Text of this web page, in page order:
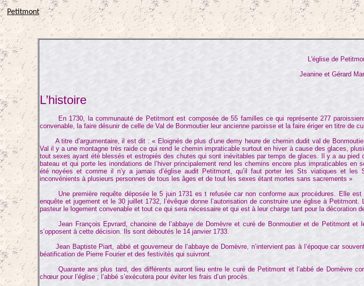
Petitmont
L'église de
Jeanine et Gérard
L’histoire
En 1730, la communauté de Petitmont est composée de 55 familles ce qui représente 277
convenable, la faire désunir de celle de Val de Bonmoutier leur ancienne paroisse et la faire ériger en titre de
A titre d’argumentaire, il est dit : « Eloignés de plus d’une demy heure de chemin dudit val de
Val il y a une montagne très raide ce qui rend le chemin impraticable surtout en hiver à cause des glaces,
tout sexes ayant été blessés et estropiés des chutes qui sont inévitables par temps de glaces. Il y a au pied
bateau et qui porte les inondations de l’hiver principalement rend les chemins encore plus impraticables en
été noyées et comme il n’y a jamais d’église audit Petitmont, qu’il faut porter les Sts viatiques et les
inconvénients à plusieurs personnes de tous les âges et de tout les sexes étant mortes sans sacrements »
Une première requête déposée le 5 juin 1731 es t refusée car non conforme aux procédures. Elle est
enquête et jugement et le 30 juillet 1732, l’évêque donne l’autorisation de construire une église à
pasteur le logement convenable et tout ce qui sera nécessaire et qui est à leur charge tant pour la décoration
Jean François Epvrard, chanoine de l’abbaye de Domèvre et curé de Bonmoutier et de Petitmont et
s’opposent à cette décision. Ils sont déboutés le 14 janvier 1733.
Jean Baptiste Piart, abbé et gouverneur de l’abbaye de Domèvre, n’intervient pas à l’époque car
béatification de Pierre Fourier et des festivités qui suivront.
Quarante ans plus tard, des différents auront lieu entre le curé de Petitmont et l’abbé de Domèvre
chœur pour l’église ; l’abbé s’exécutera pour éviter les frais d’un procès.